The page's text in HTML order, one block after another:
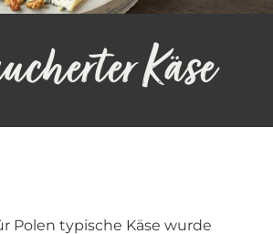
Käse
Polen typische Käse wurde